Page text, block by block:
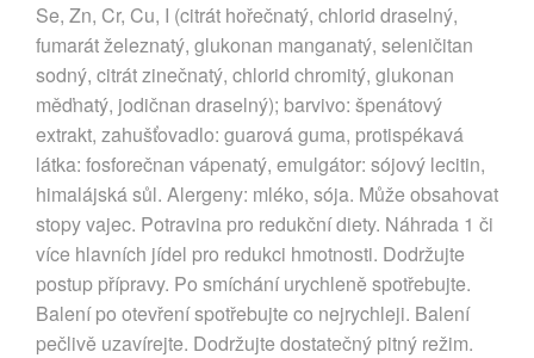
Se, Zn, Cr, Cu, I (citrát hořečnatý, chlorid draselný,
fumarát železnatý, glukonan manganatý, seleničitan
sodný, citrát zinečnatý, chlorid chromitý, glukonan
měďnatý, jodičnan draselný); barvivo: špenátový
extrakt, zahušťovadlo: guarová guma, protispékavá
látka: fosforečnan vápenatý, emulgátor: sójový lecitin,
himalájská sůl. Alergeny: mléko, sója. Může obsahovat
stopy vajec. Potravina pro redukční diety. Náhrada 1 či
více hlavních jídel pro redukci hmotnosti. Dodržujte
postup přípravy. Po smíchání urychleně spotřebujte.
Balení po otevření spotřebujte co nejrychleji. Balení
pečlivě uzavírejte. Dodržujte dostatečný pitný režim.